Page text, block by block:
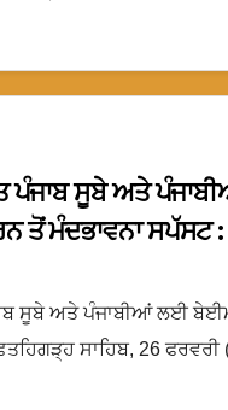
ਪੰਜਾਬ ਸੂਬੇ ਅਤੇ
ਤੋਂ ਮੰਦਭਾਵਨਾ ਸਪੱਸਟ :
ਸੂਬੇ ਅਤੇ ਪੰਜਾਬੀਆਂ ਲਈ
ਸਾਹਿਬ, 26